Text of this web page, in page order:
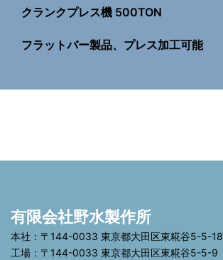
クランクプレス機 500TON
フラットバー製品、プレス加工可能
有限会社野水製作所
本社：〒144-0033 東京都大田区東糀谷5-5-18
工場：〒144-0033 東京都大田区東糀谷5-5-9